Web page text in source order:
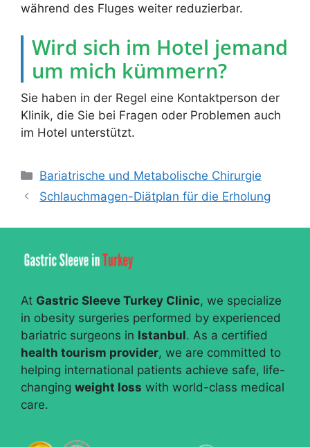
während des Fluges weiter reduzierbar.
Wird sich im Hotel jemand
um mich kümmern?
Sie haben in der Regel eine Kontaktperson der
Klinik, die Sie bei Fragen oder Problemen auch
im Hotel unterstützt.
Kategorien
Bariatrische und Metabolische Chirurgie
Schlauchmagen-Diätplan für die Erholung
At Gastric Sleeve Turkey Clinic, we specialize
in obesity surgeries performed by experienced
bariatric surgeons in Istanbul. As a certified
health tourism provider, we are committed to
helping international patients achieve safe, life-
changing weight loss with world-class medical
care.